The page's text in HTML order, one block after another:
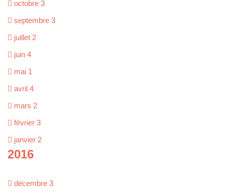
octobre 3
septembre 3
juillet 2
juin 4
mai 1
avril 4
mars 2
février 3
janvier 2
2016
décembre 3